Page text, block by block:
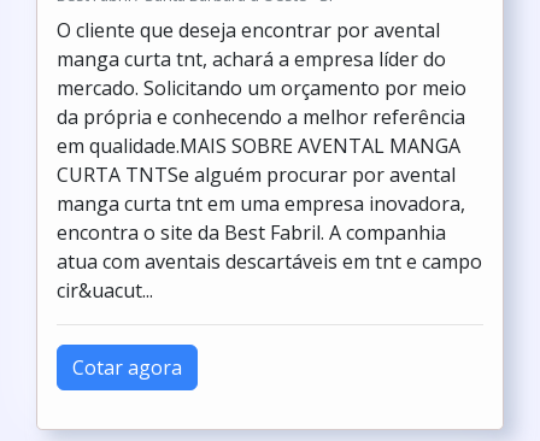
O cliente que deseja encontrar por avental
manga curta tnt, achará a empresa líder do
mercado. Solicitando um orçamento por meio
da própria e conhecendo a melhor referência
em qualidade.MAIS SOBRE AVENTAL MANGA
CURTA TNTSe alguém procurar por avental
manga curta tnt em uma empresa inovadora,
encontra o site da Best Fabril. A companhia
atua com aventais descartáveis em tnt e campo
cir&uacut...
Cotar agora